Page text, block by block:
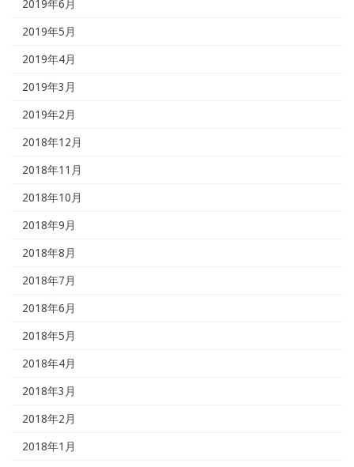
2019年6月
2019年5月
2019年4月
2019年3月
2019年2月
2018年12月
2018年11月
2018年10月
2018年9月
2018年8月
2018年7月
2018年6月
2018年5月
2018年4月
2018年3月
2018年2月
2018年1月